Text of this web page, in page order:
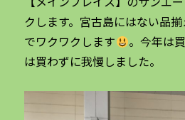
クします。宮古島にはない品
でワクワクします
。今年は
は買わずに我慢しました。